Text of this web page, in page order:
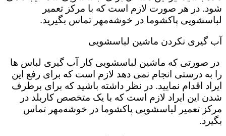
شود. در هر صورت لازم است که با مرکز تعمیر
لباسشویی پاکشوما در خوشه‌مهر تماس بگیرید.
آب گیری نکردن ماشین لباسشویی
در صورتی که ماشین لباسشویی کار آب گیری لباس ها
را به درستی انجام نمی دهد لازم است که برای رفع این
ایراد اقدام نمایید. در نظر داشته باشید که برای برطرف
شدن این ایراد لازم است که با یک متخصص کاربلد در
مرکز تعمیر لباسشویی پاکشوما در خوشه‌مهر تماس
بگیرد.